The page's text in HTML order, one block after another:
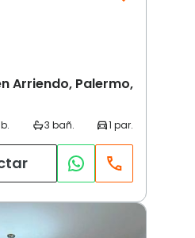
Arriendo, Palermo,